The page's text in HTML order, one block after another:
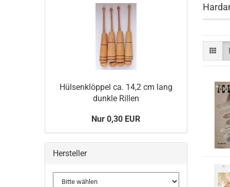
Hülsenklöppel ca. 14,2 cm lang
dunkle Rillen
Nur 0,30 EUR
Hersteller